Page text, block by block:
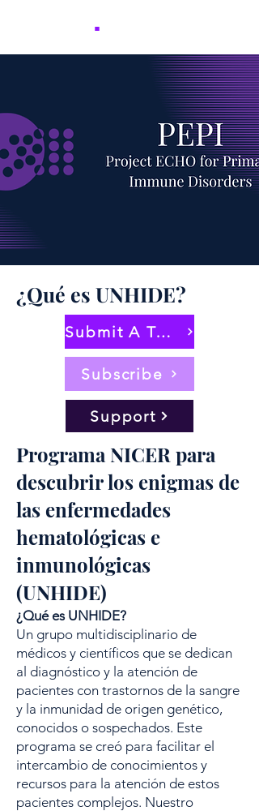
.
¿Qué es UNHIDE?
Submit A Topic
Subscribe
Support
Programa NICER para
descubrir los enigmas de
las enfermedades
hematológicas e
inmunológicas
(UNHIDE)
¿Qué es UNHIDE?
Un grupo multidisciplinario de
médicos y científicos que se dedican
al diagnóstico y la atención de
pacientes con trastornos de la sangre
y la inmunidad de origen genético,
conocidos o sospechados. Este
programa se creó para facilitar el
intercambio de conocimientos y
recursos para la atención de estos
pacientes complejos. Nuestro